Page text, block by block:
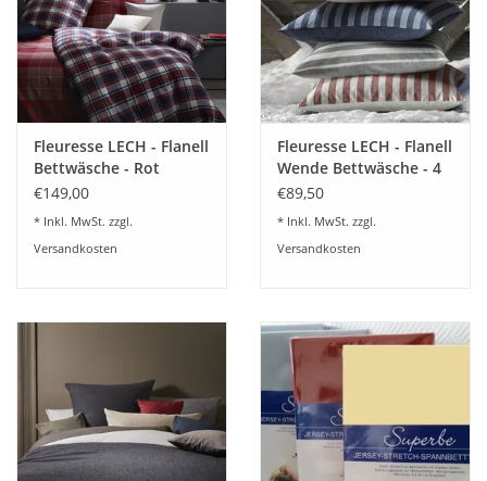
Fleuresse LECH - Flanell
Bettwäsche - Rot
604264
€149,00
* Inkl. MwSt. zzgl.
Versandkosten
Fleuresse LECH - Flanell
Wende Bettwäsche - 4
Farben 603871
€89,50
* Inkl. MwSt. zzgl.
Versandkosten